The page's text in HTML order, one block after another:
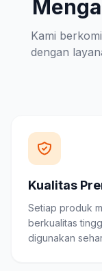
Kami
dengan
Kualitas
Setiap produk
berkualitas
digunakan